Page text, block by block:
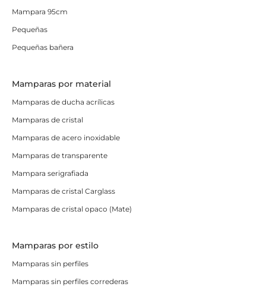
Mampara 95cm
Pequeñas
Pequeñas bañera
Mamparas por material
Mamparas de ducha acrílicas
Mamparas de cristal
Mamparas de acero inoxidable
Mamparas de transparente
Mampara serigrafiada
Mamparas de cristal Carglass
Mamparas de cristal opaco (Mate)
Mamparas por estilo
Mamparas sin perfiles
Mamparas sin perfiles correderas